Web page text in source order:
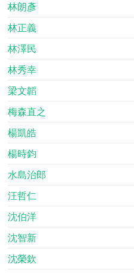
林朗彥
林正義
林澤民
林秀幸
梁文韜
梅森直之
楊凱皓
楊時鈞
水島治郎
汪哲仁
沈伯洋
沈智新
沈榮欽